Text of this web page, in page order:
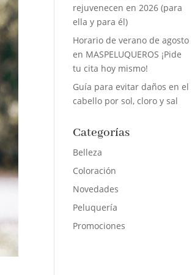
rejuvenecen en 2026 (para
ella y para él)
Horario de verano de agosto
en MASPELUQUEROS ¡Pide
tu cita hoy mismo!
Guía para evitar daños en el
cabello por sol, cloro y sal
Categorías
Belleza
Coloración
Novedades
Peluquería
Promociones